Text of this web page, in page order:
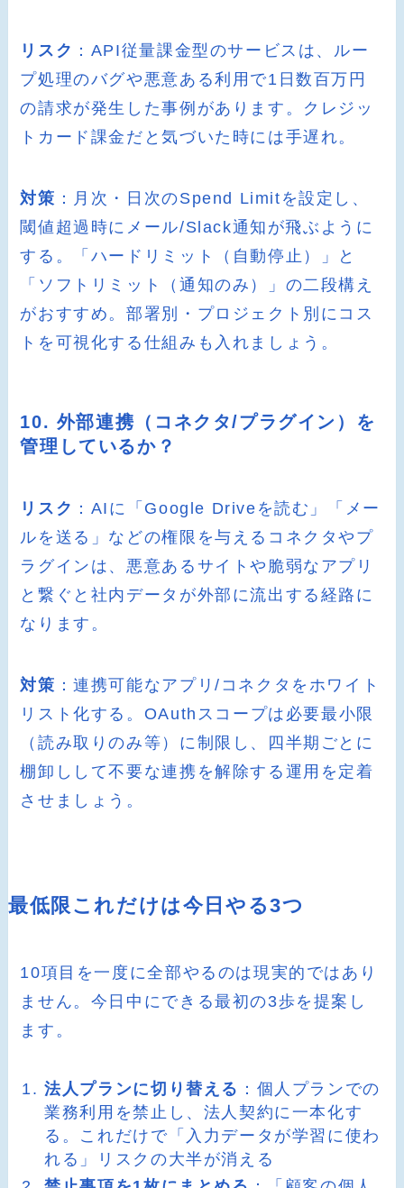
リスク ：API従量課金型のサービスは、ルー
プ処理のバグや悪意ある利用で1日数百万円
の請求が発生した事例があります。クレジッ
トカード課金だと気づいた時には手遅れ。
対策 ：月次・日次のSpend Limitを設定し、
閾値超過時にメール/Slack通知が飛ぶように
する。「ハードリミット（自動停止）」と
「ソフトリミット（通知のみ）」の二段構え
がおすすめ。部署別・プロジェクト別にコス
トを可視化する仕組みも入れましょう。
10. 外部連携（コネクタ/プラグイン）を
管理しているか？
リスク ：AIに「Google Driveを読む」「メー
ルを送る」などの権限を与えるコネクタやプ
ラグインは、悪意あるサイトや脆弱なアプリ
と繋ぐと社内データが外部に流出する経路に
なります。
対策 ：連携可能なアプリ/コネクタをホワイト
リスト化する。OAuthスコープは必要最小限
（読み取りのみ等）に制限し、四半期ごとに
棚卸しして不要な連携を解除する運用を定着
させましょう。
最低限これだけは今日やる3つ
10項目を一度に全部やるのは現実的ではあり
ません。今日中にできる最初の3歩を提案し
ます。
法人プランに切り替える ：個人プランでの
業務利用を禁止し、法人契約に一本化す
る。これだけで「入力データが学習に使わ
れる」リスクの大半が消える